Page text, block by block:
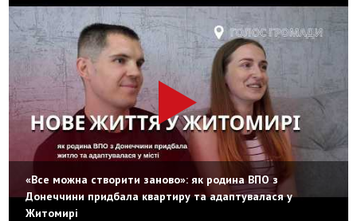
«Все можна створити заново»: як родина ВПО з
Донеччини придбала квартиру та адаптувалася у
Житомирі